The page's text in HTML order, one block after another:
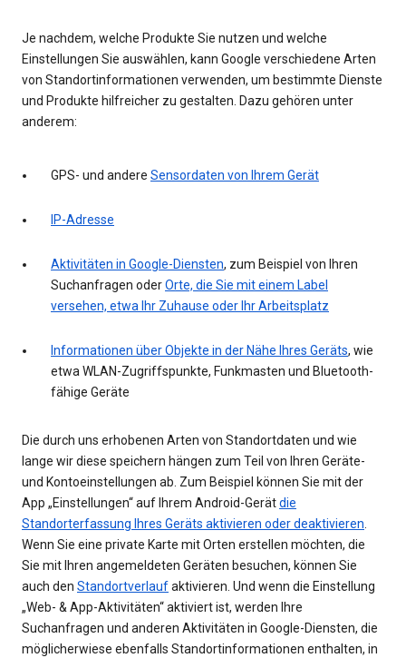
Je nachdem, welche Produkte Sie nutzen und welche
Einstellungen Sie auswählen, kann Google verschiedene Arten
von Standortinformationen verwenden, um bestimmte Dienste
und Produkte hilfreicher zu gestalten. Dazu gehören unter
anderem:
GPS- und andere Sensordaten von Ihrem Gerät
IP-Adresse
Aktivitäten in Google-Diensten, zum Beispiel von Ihren
Suchanfragen oderOrte, die Sie mit einem Label
versehen, etwa Ihr Zuhause oder Ihr Arbeitsplatz
Informationen über Objekte in der Nähe Ihres Geräts, wie
etwa WLAN-Zugriffspunkte, Funkmasten und Bluetooth-
fähige Geräte
Die durch uns erhobenen Arten von Standortdaten und wie
lange wir diese speichern hängen zum Teil von Ihren Geräte-
und Kontoeinstellungen ab. Zum Beispiel können Sie mit der
App „Einstellungen“ auf Ihrem Android-Gerätdie
Standorterfassung Ihres Geräts aktivieren oder deaktivieren.
Wenn Sie eine private Karte mit Orten erstellen möchten, die
Sie mit Ihren angemeldeten Geräten besuchen, können Sie
auch den Standortverlaufaktivieren. Und wenn die Einstellung
„Web- & App-Aktivitäten“ aktiviert ist, werden Ihre
Suchanfragen und anderen Aktivitäten in Google-Diensten, die
möglicherwiese ebenfalls Standortinformationen enthalten, in